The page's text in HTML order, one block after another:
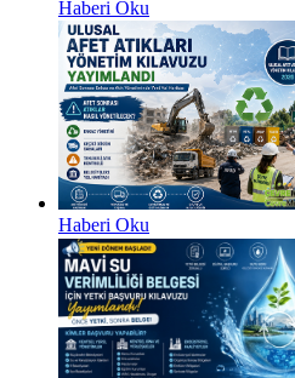
Haberi Oku
Haberi Oku